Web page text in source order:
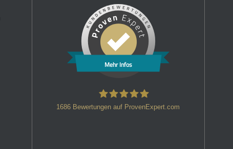
Mehr Infos
1686 Bewertungen auf ProvenExpert.com